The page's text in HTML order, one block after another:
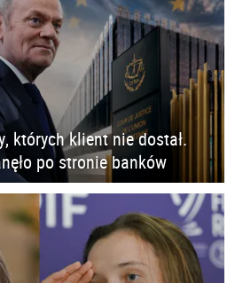
których klient nie dostał.
po stronie banków